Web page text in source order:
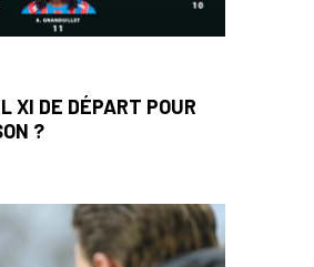
XI DE DÉPART POUR
?